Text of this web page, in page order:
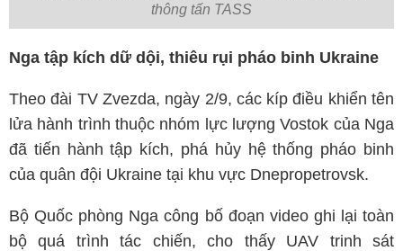
thông tấn TASS
Nga tập kích dữ dội, thiêu rụi pháo binh Ukraine
Theo đài TV Zvezda, ngày 2/9, các kíp điều khiển tên
lửa hành trình thuộc nhóm lực lượng Vostok của Nga
đã tiến hành tập kích, phá hủy hệ thống pháo binh
của quân đội Ukraine tại khu vực Dnepropetrovsk.
Bộ Quốc phòng Nga công bố đoạn video ghi lại toàn
bộ quá trình tác chiến, cho thấy UAV trinh sát